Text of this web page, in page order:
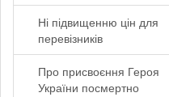
Ні підвищенню цін для
перевізників
Про присвоєння Героя
України посмертно